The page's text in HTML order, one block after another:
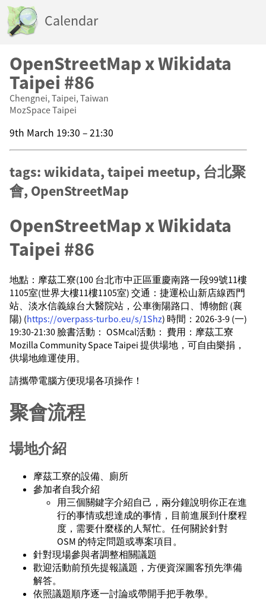
Calendar
OpenStreetMap x Wikidata
Taipei #86
Chengnei, Taipei, Taiwan
MozSpace Taipei
9th March 19:30 – 21:30
tags: wikidata, taipei meetup, 台北聚
會, OpenStreetMap
OpenStreetMap x Wikidata
Taipei #86
地點：摩茲工寮(100 台北市中正區重慶南路一段99號11樓
1105室(世界大樓11樓1105室) 交通：捷運松山新店線西門
站、淡水信義線台大醫院站，公車衡陽路口、博物館 (襄
陽) (https://overpass-turbo.eu/s/1Shz) 時間：2026-3-9 (一)
19:30-21:30 臉書活動： OSMcal活動： 費用：摩茲工寮
Mozilla Community Space Taipei 提供場地，可自由樂捐，
供場地維運使用。
請攜帶電腦方便現場各項操作！
聚會流程
場地介紹
摩茲工寮的設備、廁所
參加者自我介紹
用三個關鍵字介紹自己，兩分鐘說明你正在進
行的事情或想達成的事情，目前進展到什麼程
度，需要什麼樣的人幫忙。任何關於針對
OSM 的特定問題或專案項目。
針對現場參與者調整相關議題
歡迎活動前預先提報議題，方便資深圖客預先準備
解答。
依照議題順序逐一討論或帶開手把手教學。